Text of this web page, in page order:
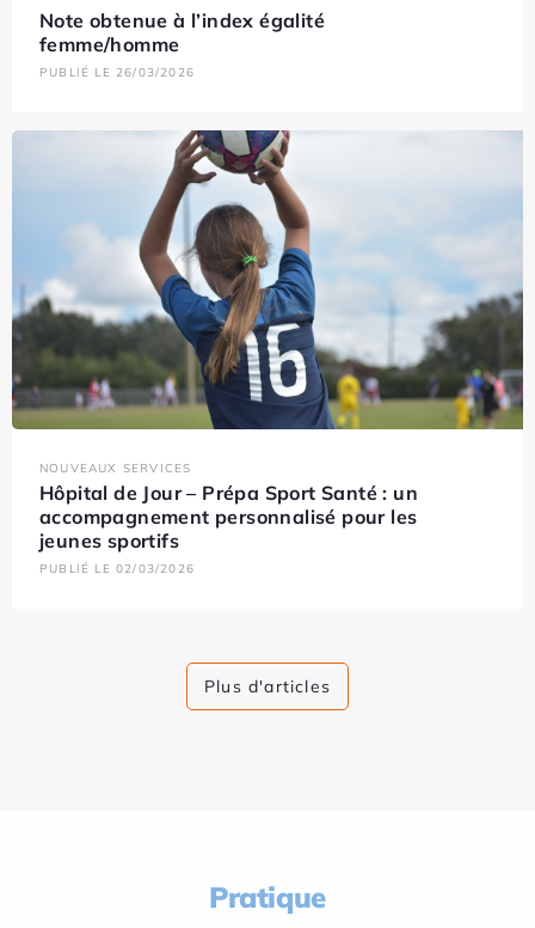
Note obtenue à l’index égalité
femme/homme
PUBLIÉ LE 26/03/2026
NOUVEAUX SERVICES
Hôpital de Jour – Prépa Sport Santé : un
accompagnement personnalisé pour les
jeunes sportifs
PUBLIÉ LE 02/03/2026
Plus d'articles
Pratique